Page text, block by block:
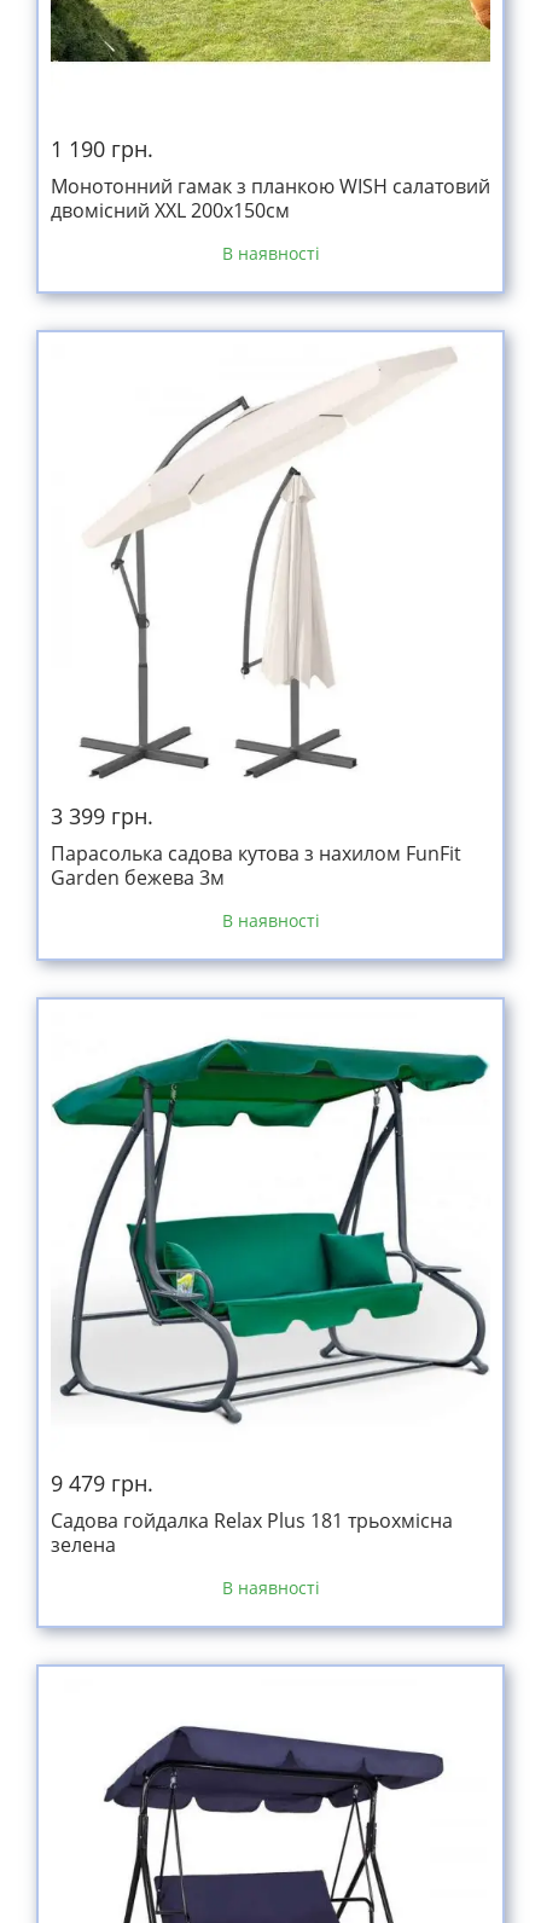
1 190 грн.
Монотонний гамак з планкою WISH салатовий
двомісний XXL 200х150см
В наявності
3 399 грн.
Парасолька садова кутова з нахилом FunFit
Garden бежева 3м
В наявності
9 479 грн.
Садова гойдалка Relax Plus 181 трьохмісна
зелена
В наявності